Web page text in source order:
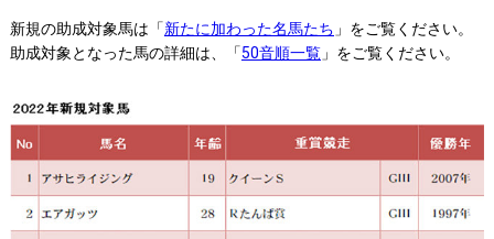
新規の助成対象馬は「新たに加わった名馬たち 」をご覧ください。
助成対象となった馬の詳細は、「50音順一覧」をご覧ください。